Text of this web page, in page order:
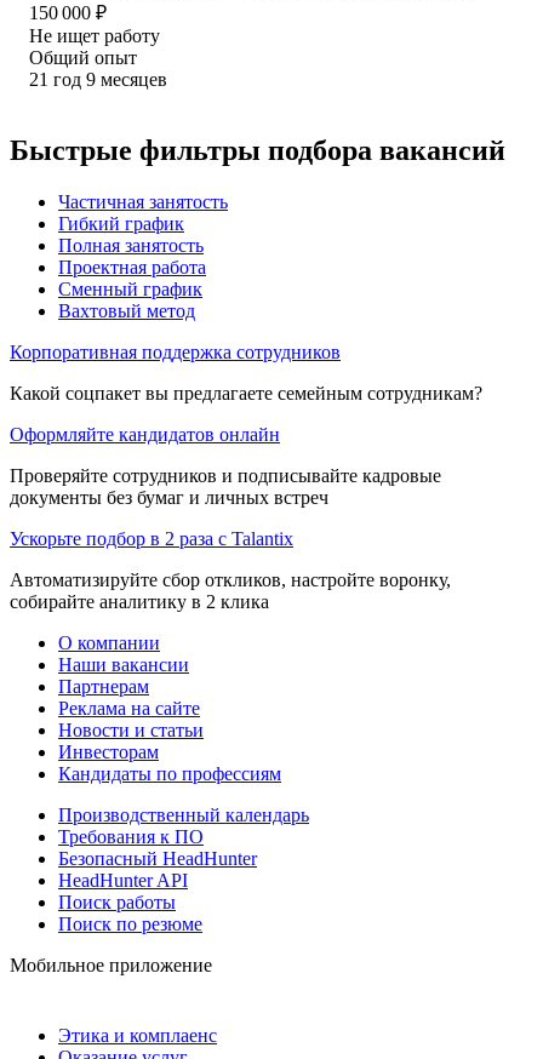
150 000 ₽
Не ищет работу
Общий опыт
21 год 9 месяцев
Быстрые фильтры подбора вакансий
Частичная занятость
Гибкий график
Полная занятость
Проектная работа
Сменный график
Вахтовый метод
Корпоративная поддержка сотрудников
Какой соцпакет вы предлагаете семейным сотрудникам?
Оформляйте кандидатов онлайн
Проверяйте сотрудников и подписывайте кадровые
документы без бумаг и личных встреч
Ускорьте подбор в 2 раза с Talantix
Автоматизируйте сбор откликов, настройте воронку,
собирайте аналитику в 2 клика
О компании
Наши вакансии
Партнерам
Реклама на сайте
Новости и статьи
Инвесторам
Кандидаты по профессиям
Производственный календарь
Требования к ПО
Безопасный HeadHunter
HeadHunter API
Поиск работы
Поиск по резюме
Мобильное приложение
Этика и комплаенс